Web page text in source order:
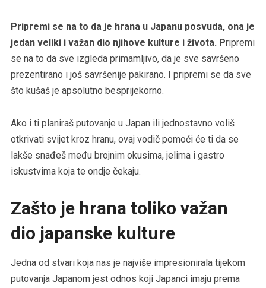
Pripremi se na to da je hrana u Japanu posvuda, ona je
jedan veliki i važan dio njihove kulture i života. Pripremi
se na to da sve izgleda primamljivo, da je sve savršeno
prezentirano i još savršenije pakirano. I pripremi se da sve
što kušaš je apsolutno besprijekorno.
Ako i ti planiraš putovanje u Japan ili jednostavno voliš
otkrivati svijet kroz hranu, ovaj vodič pomoći će ti da se
lakše snađeš među brojnim okusima, jelima i gastro
iskustvima koja te ondje čekaju.
Zašto je hrana toliko važan
dio japanske kulture
Jedna od stvari koja nas je najviše impresionirala tijekom
putovanja Japanom jest odnos koji Japanci imaju prema